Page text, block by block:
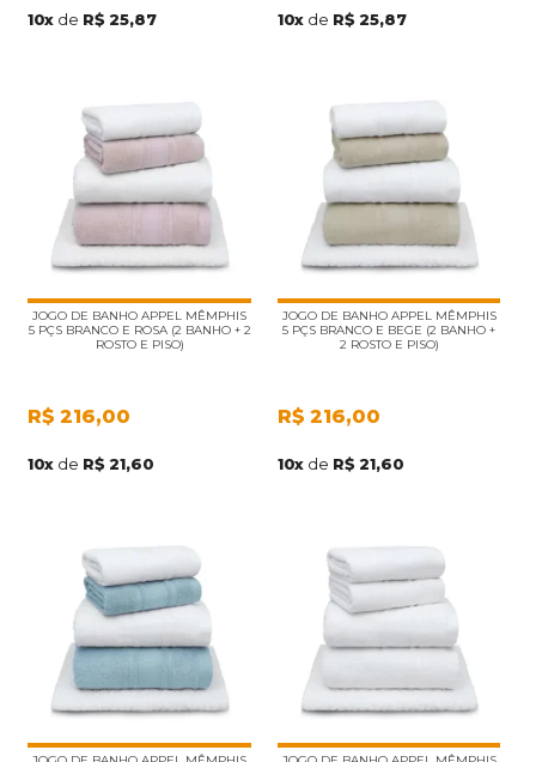
10x de R$ 25,87 10x de R$ 25,87
JOGO DE BANHO APPEL MÊMPHIS
5 PÇS BRANCO E ROSA (2 BANHO + 2
ROSTO E PISO)
R$ 216,00
10x de R$ 21,60
JOGO DE BANHO APPEL MÊMPHIS
5 PÇS BRANCO E BEGE (2 BANHO +
2 ROSTO E PISO)
R$ 216,00
10x de R$ 21,60